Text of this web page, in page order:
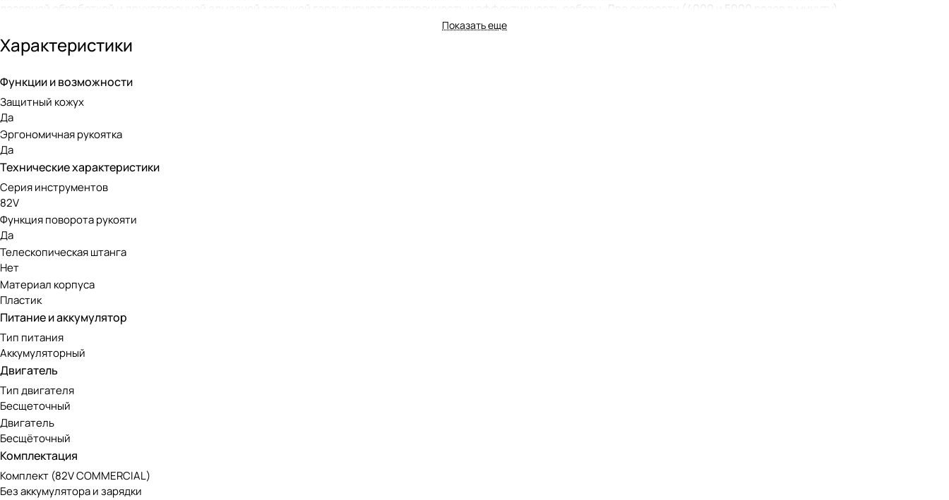
лазерной обработкой и двухсторонней алмазной заточкой гарантируют долговечность и эффективность работы. Две скорости (4000 и 5000 резов в минуту)
Модель GC82HT2 оснащена щитком для защиты рук, что гарантирует безопасность во время стрижки. Предохранитель от случайного включения
оператора.
Бесщеточный двигатель DigiPro
Инструмент оснащен передовым бесщеточным двигателем. Такой двигатель меньше подвержен износу, имеет более продолжительный срок службы и не
нуждается в сложном обслуживании, при этом экологичен и отличается пониженным уровнем шума и вибрации.
Аккумуляторная линейка Greenworks 82V Commercial
Модель работает от аккумуляторов 82V, совместимых с другими устройствами линейки Greenworks 82V Commercial. Это высококлассная техника, которая
отлично подойдет как для коммерческого использования, так и для работ на частных участках.
Показать еще
Характеристики
Функции и возможности
Защитный кожух
Да
Эргономичная рукоятка
Да
Технические характеристики
Серия инструментов
82V
Функция поворота рукояти
Да
Телескопическая штанга
Нет
Материал корпуса
Пластик
Питание и аккумулятор
Тип питания
Аккумуляторный
Двигатель
Тип двигателя
Бесщеточный
Двигатель
Бесщёточный
Комплектация
Комплект (82V COMMERCIAL)
Без аккумулятора и зарядки